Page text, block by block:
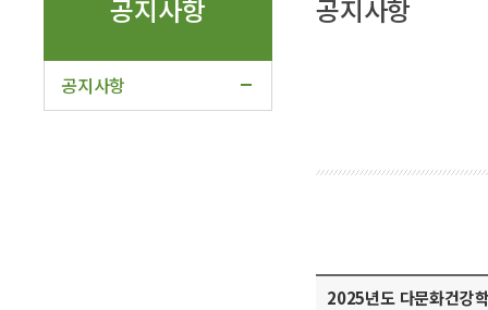
공지사항
공지사항
공지사항
2025년도 다문화건강